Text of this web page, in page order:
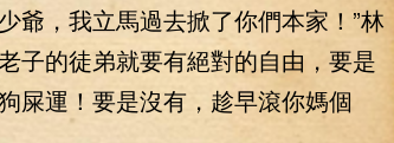
爺，我立馬過去掀了你們本家！”林
子的徒弟就要有絕對的自由，要是
屎運！要是沒有，趁早滾你媽個